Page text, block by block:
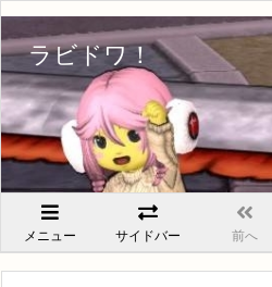
ラビドワ！
メニュー サイドバー 前へ